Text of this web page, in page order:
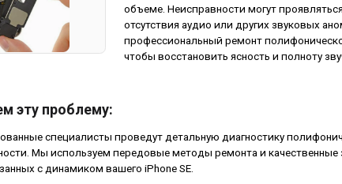
объеме. Неисправности могут
отсутствия аудио или других звуковых
профессиональный ремонт
чтобы восстановить ясность и полноту
эту проблему:
специалисты проведут детальную диагностику
Мы используем передовые методы ремонта и качественные
с динамиком вашего iPhone SE.